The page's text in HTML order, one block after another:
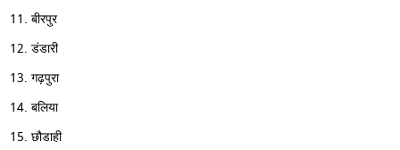
बीरपुर
डंडारी
गढ़पुरा
बलिया
छौडाही